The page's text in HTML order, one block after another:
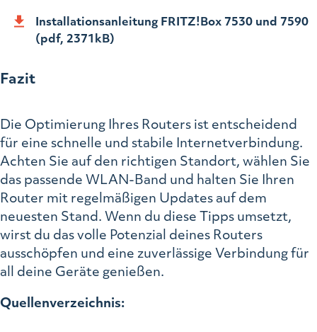
Installationsanleitung FRITZ!Box 7530 und 7590
(pdf, 2371kB)
Fazit
Die Optimierung Ihres Routers ist entscheidend
für eine schnelle und stabile Internetverbindung.
Achten Sie auf den richtigen Standort, wählen Sie
das passende WLAN-Band und halten Sie Ihren
Router mit regelmäßigen Updates auf dem
neuesten Stand. Wenn du diese Tipps umsetzt,
wirst du das volle Potenzial deines Routers
ausschöpfen und eine zuverlässige Verbindung für
all deine Geräte genießen.
Quellenverzeichnis: